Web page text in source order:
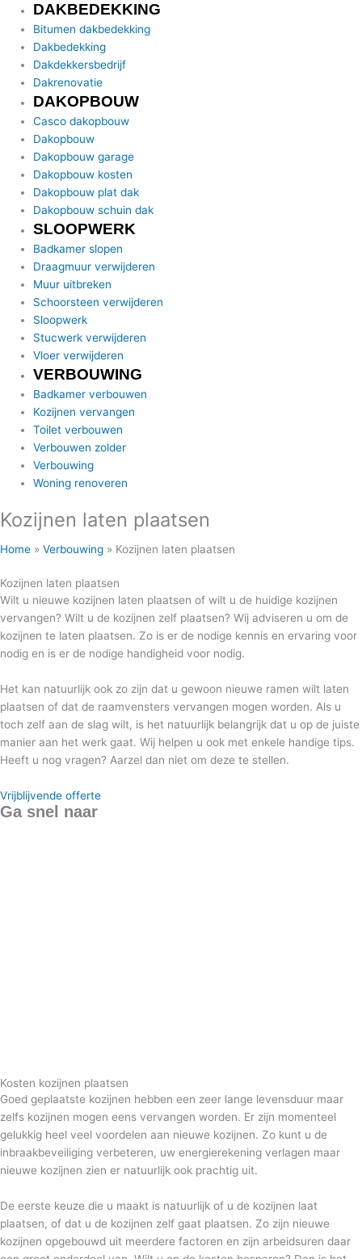
DAKBEDEKKING
Bitumen dakbedekking
Dakbedekking
Dakdekkersbedrijf
Dakrenovatie
DAKOPBOUW
Casco dakopbouw
Dakopbouw
Dakopbouw garage
Dakopbouw kosten
Dakopbouw plat dak
Dakopbouw schuin dak
SLOOPWERK
Badkamer slopen
Draagmuur verwijderen
Muur uitbreken
Schoorsteen verwijderen
Sloopwerk
Stucwerk verwijderen
Vloer verwijderen
VERBOUWING
Badkamer verbouwen
Kozijnen vervangen
Toilet verbouwen
Verbouwen zolder
Verbouwing
Woning renoveren
Kozijnen laten plaatsen
Home » Verbouwing » Kozijnen laten plaatsen
Kozijnen laten plaatsen
Wilt u nieuwe kozijnen laten plaatsen of wilt u de huidige kozijnen
vervangen? Wilt u de kozijnen zelf plaatsen? Wij adviseren u om de
kozijnen te laten plaatsen. Zo is er de nodige kennis en ervaring voor
nodig en is er de nodige handigheid voor nodig.
Het kan natuurlijk ook zo zijn dat u gewoon nieuwe ramen wilt laten
plaatsen of dat de raamvensters vervangen mogen worden. Als u
toch zelf aan de slag wilt, is het natuurlijk belangrijk dat u op de juiste
manier aan het werk gaat. Wij helpen u ook met enkele handige tips.
Heeft u nog vragen? Aarzel dan niet om deze te stellen.
Vrijblijvende offerte
Ga snel naar
Kosten kozijnen plaatsen
Goed geplaatste kozijnen hebben een zeer lange levensduur maar
zelfs kozijnen mogen eens vervangen worden. Er zijn momenteel
gelukkig heel veel voordelen aan nieuwe kozijnen. Zo kunt u de
inbraakbeveiliging verbeteren, uw energierekening verlagen maar
nieuwe kozijnen zien er natuurlijk ook prachtig uit.
De eerste keuze die u maakt is natuurlijk of u de kozijnen laat
plaatsen, of dat u de kozijnen zelf gaat plaatsen. Zo zijn nieuwe
kozijnen opgebouwd uit meerdere factoren en zijn arbeidsuren daar